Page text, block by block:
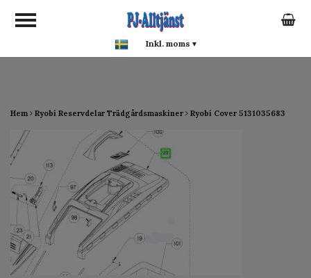
google-site-verification:
google0142a1f5f0015a93.html
Hem Ryobi Reservdelar Trädgårdsmaskiner Ryobi Cover 5131035683
Inkl. moms ▾